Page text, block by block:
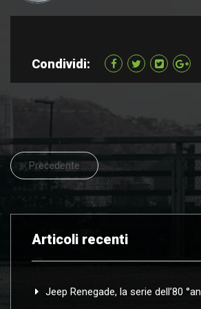
Condividi:
Precedente
Articoli recenti
Jeep Renegade, la serie dell’80